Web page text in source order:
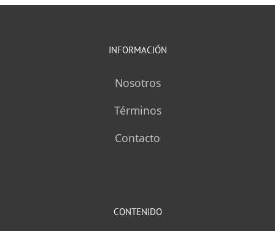
INFORMACIÓN
Nosotros
Términos
Contacto
CONTENIDO